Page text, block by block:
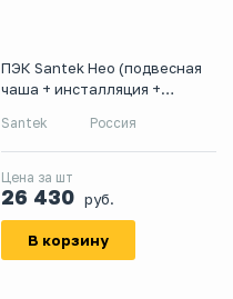
ПЭК Santek Нео (подвесная
чаша + инсталляция +
хром)
Santek Россия
Цена за шт
26 430 руб.
В корзину